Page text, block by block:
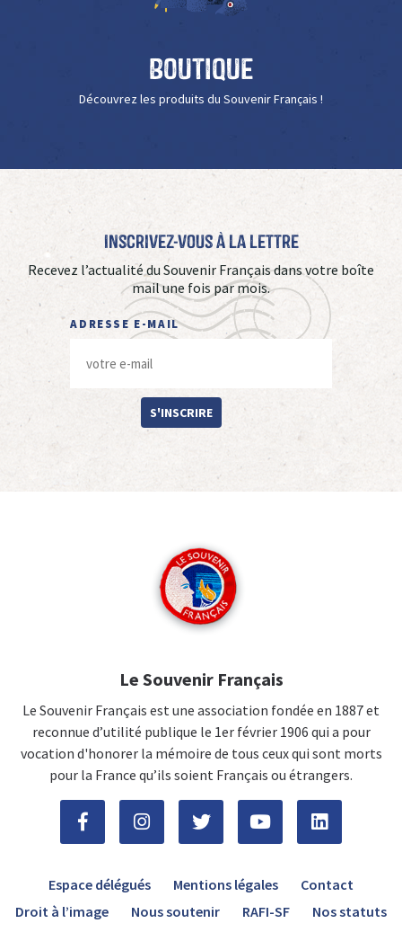
Boutique
Découvrez les produits du Souvenir Français !
Inscrivez-vous à La Lettre
Recevez l’actualité du Souvenir Français dans votre boîte
mail une fois par mois.
ADRESSE E-MAIL
S'INSCRIRE
Le Souvenir Français
Le Souvenir Français est une association fondée en 1887 et
reconnue d’utilité publique le 1er février 1906 qui a pour
vocation d'honorer la mémoire de tous ceux qui sont morts
pour la France qu’ils soient Français ou étrangers.
Espace délégués Mentions légales
Contact
Droit à l’image
Nous soutenir RAFI-SF Nos statuts